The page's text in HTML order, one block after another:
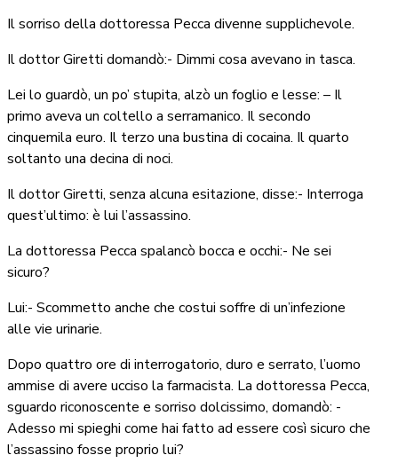
Il sorriso della dottoressa Pecca divenne supplichevole.
Il dottor Giretti domandò:- Dimmi cosa avevano in tasca.
Lei lo guardò, un po’ stupita, alzò un foglio e lesse: – Il
primo aveva un coltello a serramanico. Il secondo
cinquemila euro. Il terzo una bustina di cocaina. Il quarto
soltanto una decina di noci.
Il dottor Giretti, senza alcuna esitazione, disse:- Interroga
quest’ultimo: è lui l’assassino.
La dottoressa Pecca spalancò bocca e occhi:- Ne sei
sicuro?
Lui:- Scommetto anche che costui soffre di un’infezione
alle vie urinarie.
Dopo quattro ore di interrogatorio, duro e serrato, l’uomo
ammise di avere ucciso la farmacista. La dottoressa Pecca,
sguardo riconoscente e sorriso dolcissimo, domandò: -
Adesso mi spieghi come hai fatto ad essere così sicuro che
l’assassino fosse proprio lui?